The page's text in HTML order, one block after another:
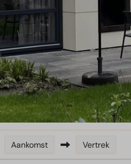
Aankomst Vertrek